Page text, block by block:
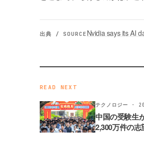
出典 / SOURCE Nvidia says its AI
READ NEXT
テクノロジー ·
中国の受験生
2,300万件の